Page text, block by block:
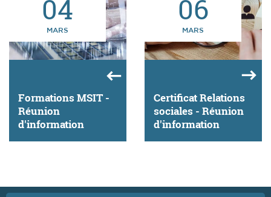
04
MARS
Formations MSIT -
Réunion
d'information
Certificat Relations
sociales - Réunion
d'information
06
MARS